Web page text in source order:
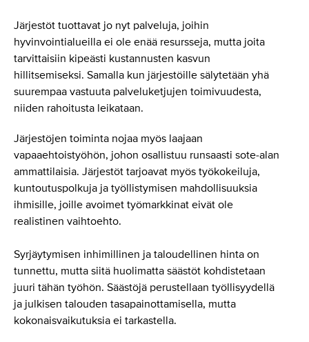
Järjestöt tuottavat jo nyt palveluja, joihin
hyvinvointialueilla ei ole enää resursseja, mutta joita
tarvittaisiin kipeästi kustannusten kasvun
hillitsemiseksi. Samalla kun järjestöille sälytetään yhä
suurempaa vastuuta palveluketjujen toimivuudesta,
niiden rahoitusta leikataan.
Järjestöjen toiminta nojaa myös laajaan
vapaaehtoistyöhön, johon osallistuu runsaasti sote-alan
ammattilaisia. Järjestöt tarjoavat myös työkokeiluja,
kuntoutuspolkuja ja työllistymisen mahdollisuuksia
ihmisille, joille avoimet työmarkkinat eivät ole
realistinen vaihtoehto.
Syrjäytymisen inhimillinen ja taloudellinen hinta on
tunnettu, mutta siitä huolimatta säästöt kohdistetaan
juuri tähän työhön. Säästöjä perustellaan työllisyydellä
ja julkisen talouden tasapainottamisella, mutta
kokonaisvaikutuksia ei tarkastella.